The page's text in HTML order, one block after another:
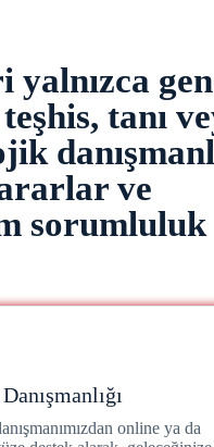
tanı
ve
sorumluluk
online ya da